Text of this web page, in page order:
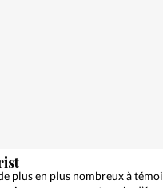
plus en plus nombreux à